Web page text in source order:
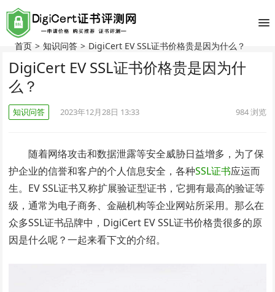
首页 > 知识问答 > DigiCert EV SSL证书价格贵是因为什么？
DigiCert EV SSL证书价格贵是因为什
么？
知识问答 2023年12月28日 13:33 984浏览
随着网络攻击和数据泄露等安全威胁日益增多，为了保
护企业的信誉和客户的个人信息安全，各种SSL证书应运而
生。EV SSL证书又称扩展验证型证书，它拥有最高的验证等
级，通常为电子商务、金融机构等企业网站所采用。那么在
众多SSL证书品牌中，DigiCert EV SSL证书价格贵很多的原
因是什么呢？一起来看下文的介绍。